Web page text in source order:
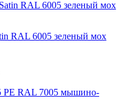
RAL 6005 зеленый мох